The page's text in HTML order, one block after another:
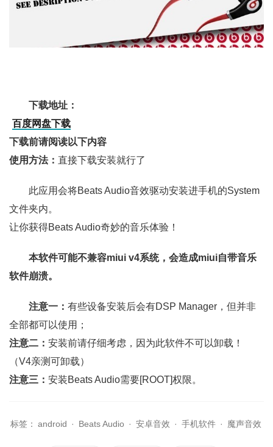
下载地址：
百度网盘下载
下载前请阅读以下内容
使用方法： 直接下载安装就行了
此应用会将Beats Audio音效驱动安装进手机的System
文件夹内。
让你获得Beats Audio奇妙的音乐体验！
本软件可能不兼容miui v4系统，会造成miui自带音乐
软件崩溃。
注意一： 有些设备安装后会有DSP Manager，但并非
全部都可以使用；
注意二： 安装前请仔细考虑，因为此软件不可以卸载！
（V4亲测可卸载）
注意三： 安装Beats Audio需要[ROOT]权限。
标签： android · Beats Audio · 安卓音效 · 手机软件 · 魔声音效